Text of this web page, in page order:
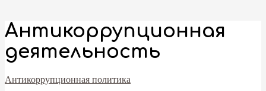
Антикоррупционная
деятельность
Антикоррупционная политика